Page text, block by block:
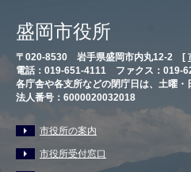
盛岡市役所
〒020-8530 岩手県盛岡市内丸12-2 [
電話：019-651-4111 ファクス：019-
各庁舎や各支所などの閉庁日は、土曜・
法人番号：6000020032018
市役所の案内
市役所受付窓口